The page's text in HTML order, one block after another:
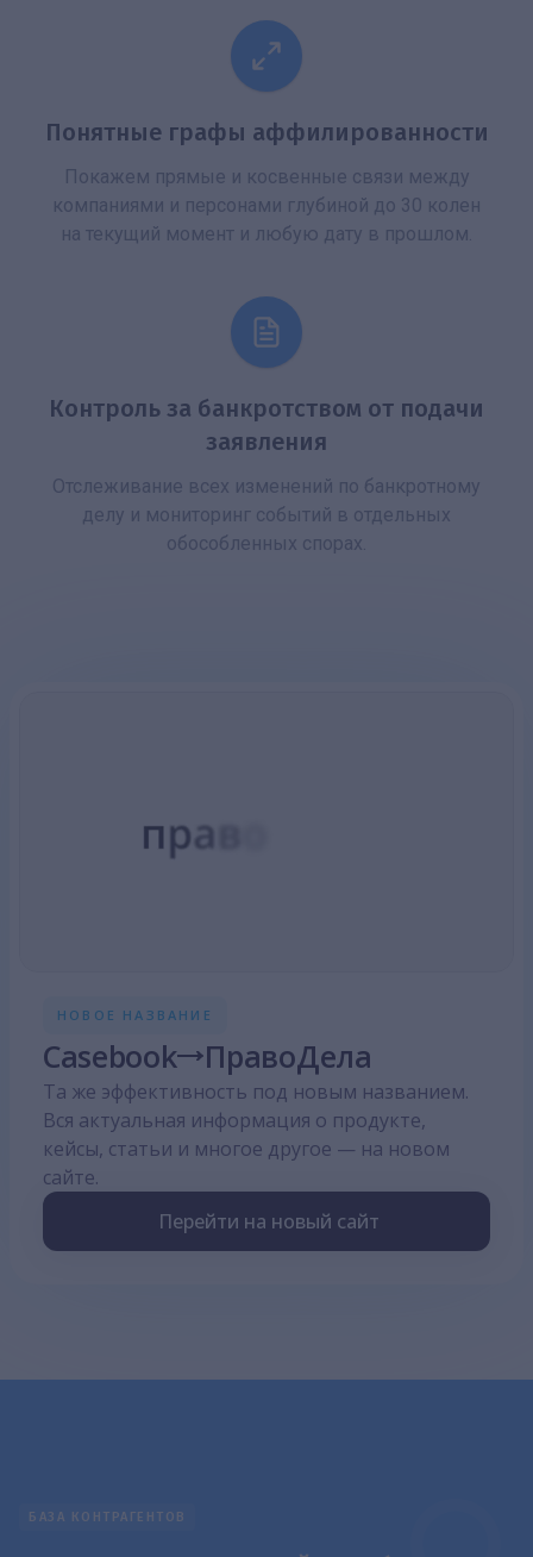
Понятные графы аффилированности
Покажем прямые и косвенные связи между
компаниями и персонами глубиной до 30 колен
на текущий момент и любую дату в прошлом.
Контроль за банкротством от подачи
заявления
Отслеживание всех изменений по банкротному
делу и мониторинг событий в отдельных
обособленных спорах.
НОВОЕ НАЗВАНИЕ
Casebook ПравоДела
Та же эффективность под новым названием.
Вся актуальная информация о продукте,
кейсы, статьи и многое другое — на новом
сайте.
Перейти на новый сайт
БАЗА КОНТРАГЕНТОВ